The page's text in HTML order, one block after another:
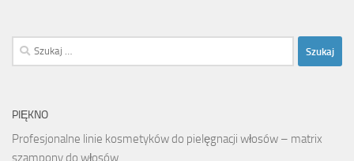
Szukaj:
PIĘKNO
Profesjonalne linie kosmetyków do pielęgnacji włosów – matrix